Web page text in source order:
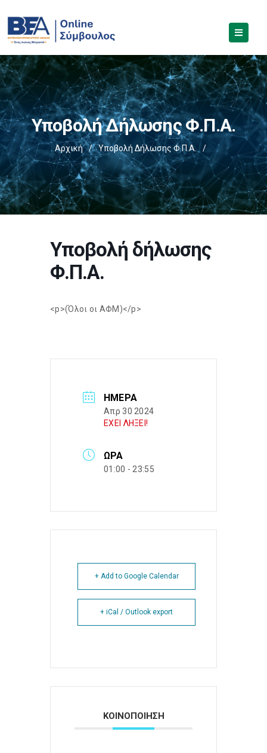
Υποβολή Δήλωσης Φ.Π.Α.
Αρχική / Υποβολή Δήλωσης Φ.Π.Α. /
Υποβολή δήλωσης
Φ.Π.Α.
<p>(Όλοι οι ΑΦΜ)</p>
ΗΜΈΡΑ
Απρ 30 2024
ΕΧΕΙ ΛΗΞΕΙ!
ΏΡΑ
01:00 - 23:55
+ Add to Google Calendar
+ iCal / Outlook export
ΚΟΙΝΟΠΟΙΗΣΗ